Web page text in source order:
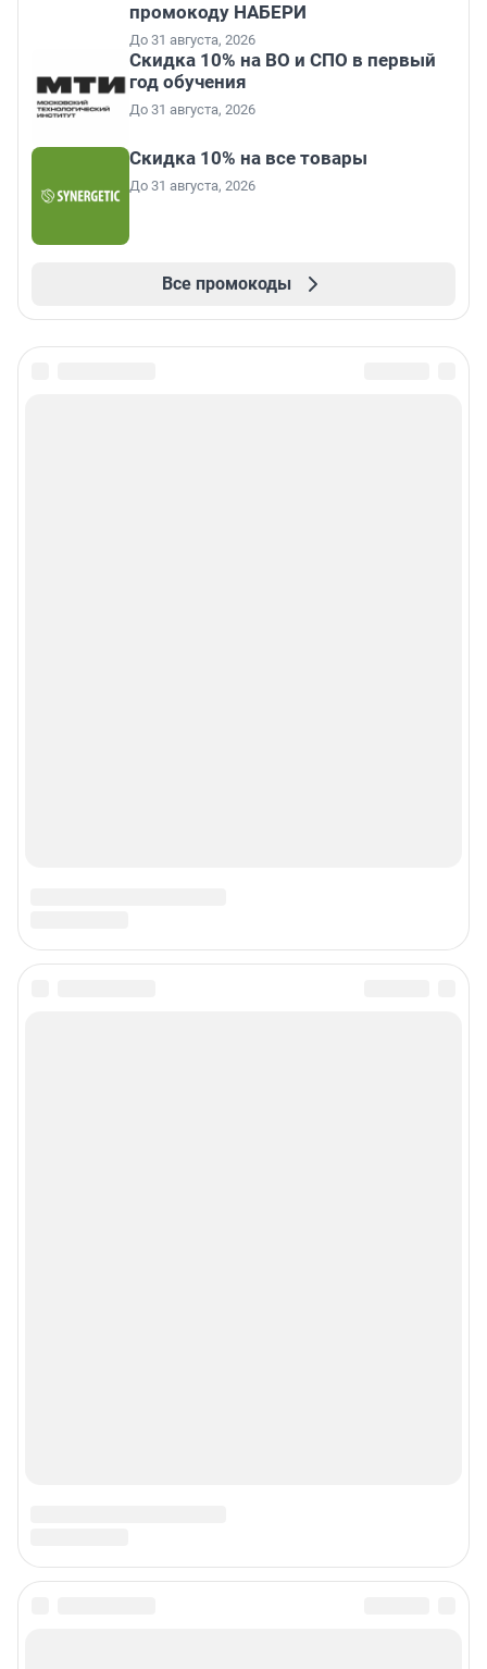
промокоду НАБЕРИ
До 31 августа, 2026
Скидка 10% на ВО и СПО в первый
год обучения
До 31 августа, 2026
Скидка 10% на все товары
До 31 августа, 2026
Все промокоды